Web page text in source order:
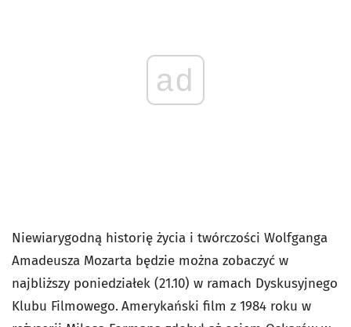
ad
Niewiarygodną historię życia i twórczości Wolfganga
Amadeusza Mozarta będzie można zobaczyć w
najbliższy poniedziałek (21.10) w ramach Dyskusyjnego
Klubu Filmowego. Amerykański film z 1984 roku w